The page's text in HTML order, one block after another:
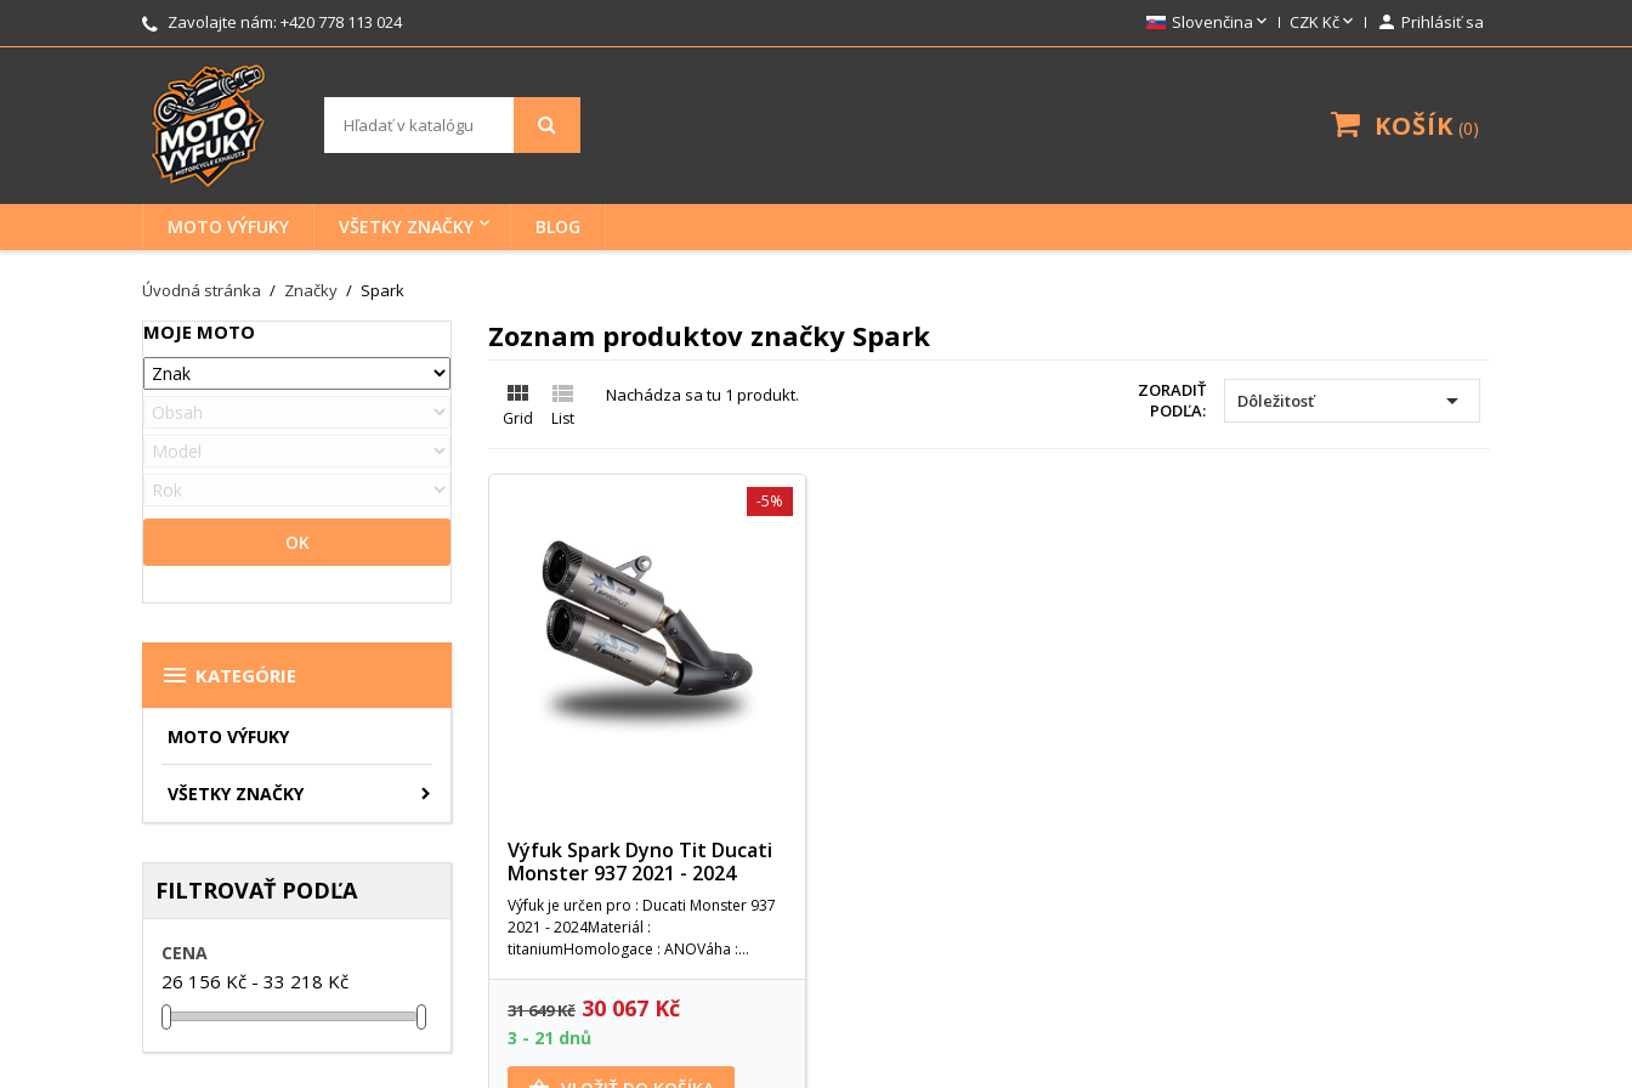
Zavolajte nám: +420 778 113 024 Slovenčina  CZK Kč  Prihlásiť sa
KOŠÍK 0
MOTO VÝFUKY VŠETKY ZNAČKY BLOG
Úvodná stránka Značky Spark
MOJE MOTO
 KATEGÓRIE
MOTO VÝFUKY
VŠETKY ZNAČKY
FILTROVAŤ PODĽA
CENA
26 156 Kč - 33 218 Kč
Zoznam produktov značky Spark

Grid

List
Nachádza sa tu 1 produkt.
ZORADIŤ
PODĽA:
Dôležitosť 
Výfuk Spark Dyno Tit Ducati
Monster 937 2021 - 2024
Výfuk je určen pro : Ducati Monster 937
2021 - 2024Materiál :
titaniumHomologace : ANOVáha :...
31 649 Kč
-5%
30 067 Kč
3 - 21 dnů